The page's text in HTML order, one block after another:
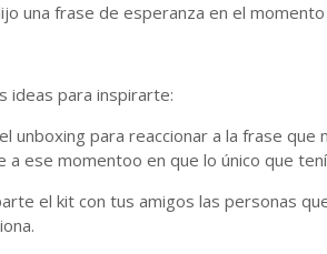
una frase de esperanza en el
ideas para inspirarte:
unboxing para reaccionar a la frase
a ese momentoo en que lo único que
el kit con tus amigos las personas